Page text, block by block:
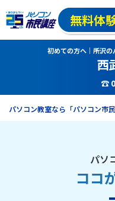
無料体
初めての方へ｜所沢
西
☎
パソコン教室なら「パソコン市民
ココ
パソ